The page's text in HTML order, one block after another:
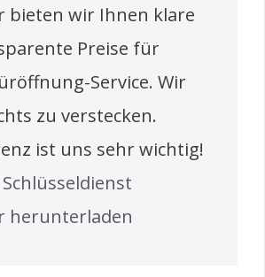
bieten wir Ihnen klare
Preise für
Service. Wir
zu verstecken.
ist uns sehr wichtig!
herunterladen